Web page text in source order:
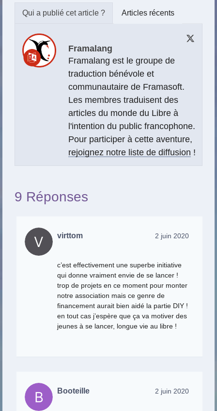
Articles récents
Framalang
Framalang est le groupe de
traduction bénévole et
communautaire de Framasoft.
Les membres traduisent des
articles du monde du Libre à
l'intention du public francophone.
Pour participer à cette aventure,
rejoignez notre liste de diffusion !
9 Réponses
virttom 2 juin 2020
c’est effectivement une superbe initiative
qui donne vraiment envie de se lancer !
trop de projets en ce moment pour monter
notre association mais ce genre de
financement aurait bien aidé la partie DIY !
en tout cas j’espère que ça va motiver des
jeunes à se lancer, longue vie au libre !
Booteille 2 juin 2020